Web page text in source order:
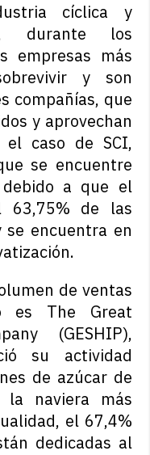
cíclica y
durante los
empresas más
y son
compañías, que
y aprovechan
el caso de SCI,
se encuentre
a que el
63,75% de las
se encuentra en
de ventas
es The Great
(GESHIP),
su actividad
de azúcar de
naviera más
el 67,4%
dedicadas al